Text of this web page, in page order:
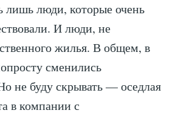
лишь люди, которые очень
И люди, не
жилья. В общем, в
сменились
не буду скрывать — оседлая
в компании с